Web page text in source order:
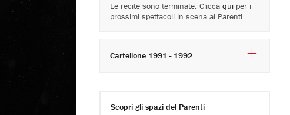
Le recite sono terminate. Clicca quiper i
prossimi spettacoli in scena al Parenti.
Cartellone 1991 - 1992
Scopri gli spazi del Parenti